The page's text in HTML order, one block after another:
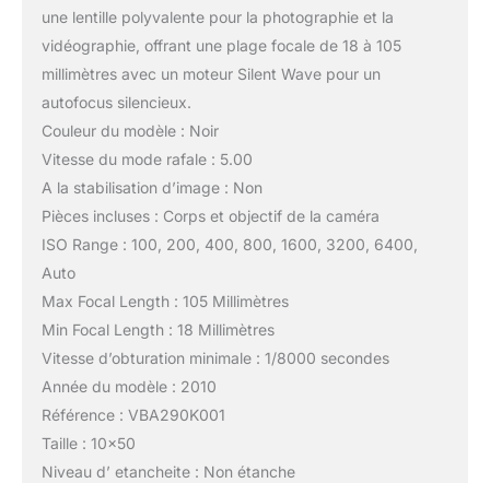
une lentille polyvalente pour la photographie et la
vidéographie, offrant une plage focale de 18 à 105
millimètres avec un moteur Silent Wave pour un
autofocus silencieux.
Couleur du modèle : Noir
Vitesse du mode rafale : 5.00
A la stabilisation d’image : Non
Pièces incluses : Corps et objectif de la caméra
ISO Range : 100, 200, 400, 800, 1600, 3200, 6400,
Auto
Max Focal Length : 105 Millimètres
Min Focal Length : 18 Millimètres
Vitesse d’obturation minimale : 1/8000 secondes
Année du modèle : 2010
Référence : VBA290K001
Taille : 10×50
Niveau d’ etancheite : Non étanche